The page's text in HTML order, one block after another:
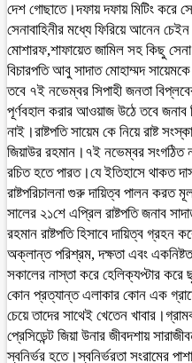
দেশ গোছাতে।দফায় দফায় মিটিং করে
সেনাবাহিনীর মধ্যে ফিরিয়ে আনেন
মোশারফ,শাফায়েত জামিল সহ কিছু
বিচারপতি আবু সাদাত মোহাম্মদ
তবে ৭ই নভেম্বর সিপাহী জনতা
পূর্ণবহাল করার আওয়াজ উঠে তবে জনাব
নাই।রাষ্টপতি সায়েম কে নিয়ে রাষ্ট
জিয়াউর রহমান।৭ই নভেম্বর সংগঠিত
রচিত হতে পারত।যে ইতিহাসে থাকত
রাষ্টপরিচালনা গুরু দায়িত্ব পালন করত
সালের ২১শে এপ্রিল রাষ্টপতি জনাব
রহমান রাষ্টপতি হিসাবে দায়িত্ব গ্রহন
অক্লান্ত পরিশ্রম, দক্ষতা এবং
সকালের নাস্তা করে হেলিক্যপ্টার
কোন প্রত্যান্ত এলাকার কোন এক
চেয়ে তাদের সাথেই খেতেন
প্রেসিডেন্ট জিয়া উনার জীবদশায়
স্বনির্ভর হতে।স্বনির্ভরতা সংরামের